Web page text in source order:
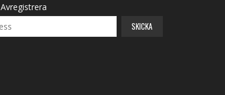
Avregistrera
SKICKA